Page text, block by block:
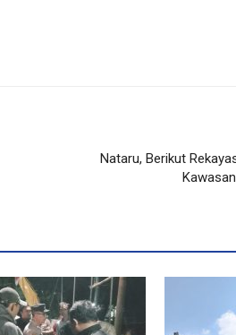
Nataru, Berikut